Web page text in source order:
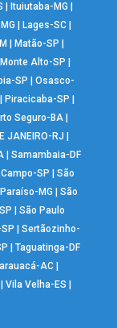
Ituiutaba-MG
Lages-SC|
Matão-SP
Monte Alto-SP
SP |Osasco-
Piracicaba-SP
Seguro-BA
JANEIRO-RJ
| Samambaia-DF
SP |São
MG |São
|São Paulo
|Sertãozinho-
|Taguatinga-DF
AC|
|Vila Velha-ES